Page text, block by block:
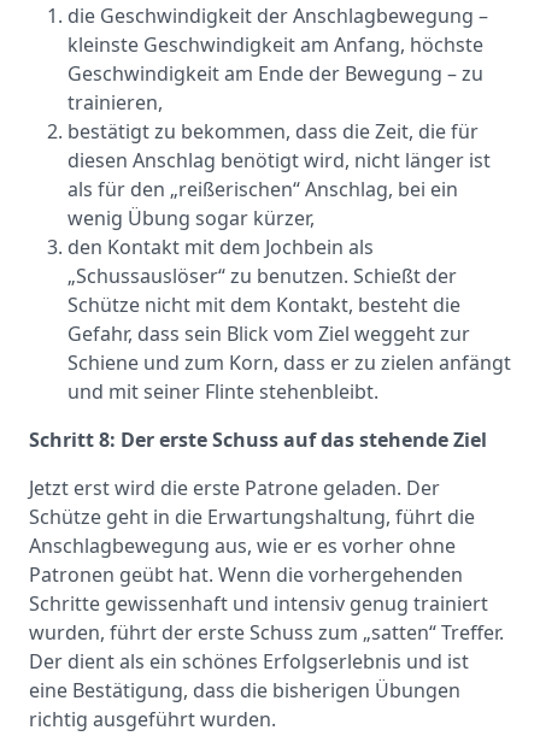
die Geschwindigkeit der Anschlagbewegung –
kleinste Geschwindigkeit am Anfang, höchste
Geschwindigkeit am Ende der Bewegung – zu
trainieren,
bestätigt zu bekommen, dass die Zeit, die für
diesen Anschlag benötigt wird, nicht länger ist
als für den „reißerischen“ Anschlag, bei ein
wenig Übung sogar kürzer,
den Kontakt mit dem Jochbein als
„Schussauslöser“ zu benutzen. Schießt der
Schütze nicht mit dem Kontakt, besteht die
Gefahr, dass sein Blick vom Ziel weggeht zur
Schiene und zum Korn, dass er zu zielen anfängt
und mit seiner Flinte stehenbleibt.
Schritt 8: Der erste Schuss auf das stehende Ziel
Jetzt erst wird die erste Patrone geladen. Der
Schütze geht in die Erwartungshaltung, führt die
Anschlagbewegung aus, wie er es vorher ohne
Patronen geübt hat. Wenn die vorhergehenden
Schritte gewissenhaft und intensiv genug trainiert
wurden, führt der erste Schuss zum „satten“ Treffer.
Der dient als ein schönes Erfolgserlebnis und ist
eine Bestätigung, dass die bisherigen Übungen
richtig ausgeführt wurden.